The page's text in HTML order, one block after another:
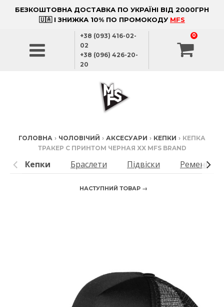
БЕЗКОШТОВНА ДОСТАВКА ПО УКРАЇНІ ВІД 2000ГРН
🇺🇦 І ЗНИЖКА 10% ПО ПРОМОКОДУ MFS
+38 (093) 416-02-
02
+38 (096) 426-20-
20
0
ГОЛОВНА › ЧОЛОВІЧИЙ › АКСЕСУАРИ › КЕПКИ › КЕПКА
ТРАКЕР С ПРИНТОМ ЧЕРНАЯ XX MFS BRAND
Кепки Браслети Підвіски Ремені
НАСТУПНИЙ ТОВАР →